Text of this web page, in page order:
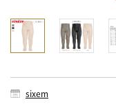
sixem